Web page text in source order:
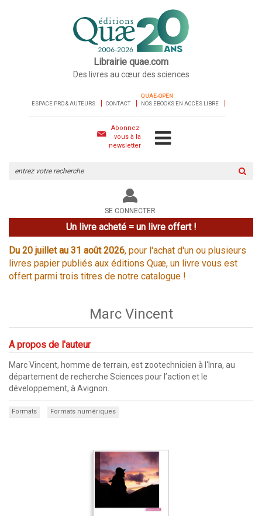
Librairie quae.com
Des livres au cœur des sciences
ESPACE PRO & AUTEURS CONTACT
QUAE-OPEN
NOS EBOOKS EN ACCÈS LIBRE
Abonnez-
vous à la
newsletter
le
site
SE CONNECTER
Un livre acheté = un livre offert !
Du 20 juillet au 31 août 2026, pour l'achat d'un ou plusieurs
livres papier publiés aux éditions Quæ, un livre vous est
offert parmi trois titres de notre catalogue !
Marc Vincent
A propos de l'auteur
Marc Vincent, homme de terrain, est zootechnicien à l'Inra, au
département de recherche Sciences pour l’action et le
développement, à Avignon.
Formats Formats numériques